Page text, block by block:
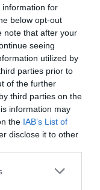
information for
below opt-out
note that after your
seeing
utilized by
parties prior to
of the further
third parties on the
information may
the IAB’s List of
disclose it to other
or more Google
να
εισφορές, το
από το
καταγωγής
των
του 2009,
βασικού